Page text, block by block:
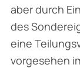
aber durch
des
eine
vorgesehen